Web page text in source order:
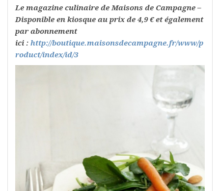
Le magazine culinaire de Maisons de Campagne –
Disponible en kiosque au prix de 4,9 € et également
par abonnement
ici : http://boutique.maisonsdecampagne.fr/www/p
roduct/index/id/3